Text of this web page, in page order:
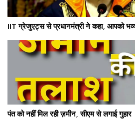
पंत को नहीं मिल रही ज़मीन, सीएम से लगाई गुहार